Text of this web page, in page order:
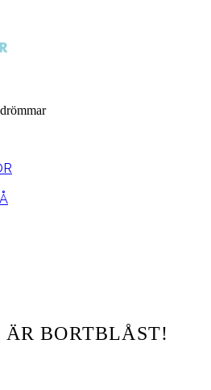
BORTBLÅST!